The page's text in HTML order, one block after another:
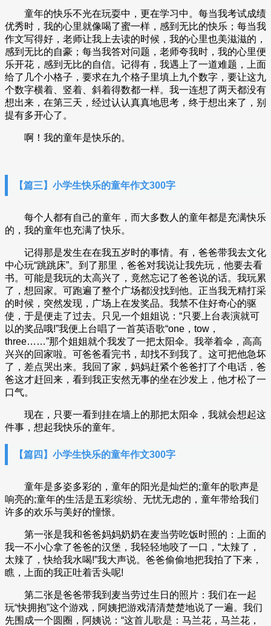
童年的快乐不光在玩耍中，更在学习中。每当我考试成绩
优秀时，我的心里就像喝了蜜一样，感到无比的快乐；每当我
作文写得好，老师让我上去读的时候，我的心里也美滋滋的，
感到无比的自豪；每当我答对问题，老师夸我时，我的心里便
乐开花，感到无比的自信。记得有，我遇上了一道难题，上面
给了几个小格子，要求在九个格子里填上九个数字，要让这九
个数字横着、竖着、斜着得数都一样。我一连想了两天都没有
想出来，在第三天，经过认认真真地思考，终于想出来了，别
提有多开心了。
啊！我的童年是快乐的。
【篇三】小学生快乐的童年作文300字
每个人都有自己的童年，而大多数人的童年都是充满快乐
的，我的童年也充满了快乐。
记得那是发生在在我五岁时的事情。有，爸爸带我去文化
中心玩“跳跳床”。到了那里，爸爸对我说让我先玩，他要去看
书。可能是我玩的太高兴了，竟然忘记了爸爸说的话。我玩累
了，想回家。可跑遍了整个广场都没找到他。正当我无精打采
的时候，突然发现，广场上在发奖品。我禁不住好奇心的驱
使，于是便走了过去。只见一个姐姐说：“只要上台表演就可
以的奖品哦!”我便上台唱了一首英语歌“one，tow，
three……”那个姐姐就个我发了一把太阳伞。我举着伞，高高
兴兴的回家啦。可爸爸看完书，却找不到我了。这可把他急坏
了，差点哭出来。我回了家，妈妈赶紧个爸爸打了个电话，爸
爸这才赶回来，看到我正安然无事的坐在沙发上，他才松了一
口气。
现在，只要一看到挂在墙上的那把太阳伞，我就会想起这
件事，想起我快乐的童年。
【篇四】小学生快乐的童年作文300字
童年是多姿多彩的，童年的阳光是灿烂的;童年的歌声是
响亮的;童年的生活是五彩缤纷、无忧无虑的，童年带给我们
许多的欢乐与美好的憧憬。
第一张是我和爸爸妈妈奶奶在麦当劳吃饭时照的：上面的
我一不小心拿了爸爸的汉堡，我轻轻地咬了一口，“太辣了，
太辣了，快给我水喝!”我大声说。爸爸偷偷地把我拍了下来，
瞧，上面的我正吐着舌头呢!
第二张是爸爸带我到麦当劳过生日的照片：我们在一起
玩“快拥抱”这个游戏，阿姨把游戏清清楚楚地说了一遍。我们
先围成一个圆圈，阿姨说：“这首儿歌是：马兰花，马兰花，